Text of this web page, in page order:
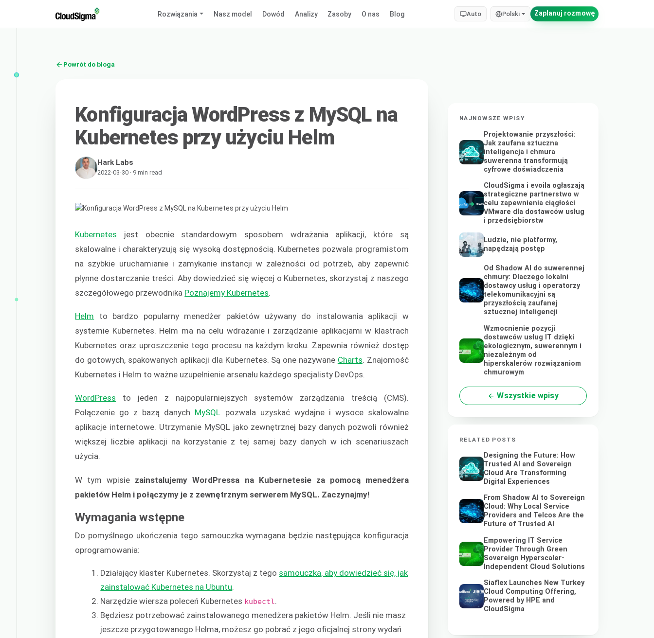
Rozwiązania Nasz model Dowód Analizy Zasoby O nas Blog Auto Polski Zaplanuj rozmowę
Powrót do bloga
Konfiguracja WordPress z MySQL na
Kubernetes przy użyciu Helm
Hark Labs
2022-03-30 · 9 min read
Kubernetes jest obecnie standardowym sposobem wdrażania aplikacji, które są
skalowalne i charakteryzują się wysoką dostępnością. Kubernetes pozwala programistom
na szybkie uruchamianie i zamykanie instancji w zależności od potrzeb, aby zapewnić
płynne dostarczanie treści. Aby dowiedzieć się więcej o Kubernetes, skorzystaj z naszego
szczegółowego przewodnika Poznajemy Kubernetes
Helm to bardzo popularny menedżer pakietów używany do instalowania aplikacji w
systemie Kubernetes. Helm ma na celu wdrażanie i zarządzanie aplikacjami w klastrach
Kubernetes oraz uproszczenie tego procesu na każdym kroku. Zapewnia również dostęp
do gotowych, spakowanych aplikacji dla Kubernetes. Są one nazywane Charts . Znajomość
Kubernetes i Helm to ważne uzupełnienie arsenału każdego specjalisty DevOps.
WordPress to jeden z najpopularniejszych systemów zarządzania treścią (CMS).
Połączenie go z bazą danych MySQL pozwala uzyskać wydajne i wysoce skalowalne
aplikacje internetowe. Utrzymanie MySQL jako zewnętrznej bazy danych pozwoli również
większej liczbie aplikacji na korzystanie z tej samej bazy danych w ich scenariuszach
użycia.
W tym wpisie zainstalujemy WordPressa na Kubernetesie za pomocą menedżera
pakietów Helm i połączymy je z zewnętrznym serwerem MySQL. Zaczynajmy!
Wymagania wstępne
Do pomyślnego ukończenia tego samouczka wymagana będzie następująca konfiguracja
oprogramowania:
Działający klaster Kubernetes. Skorzystaj z tego samouczka, aby dowiedzieć się, jak
zainstalować Kubernetes na Ubuntu.
Narzędzie wiersza poleceń Kubernetes kubectl.
Będziesz potrzebować zainstalowanego menedżera pakietów Helm. Jeśli nie masz
jeszcze przygotowanego Helma, możesz go pobrać z jego oficjalnej strony wydań
NAJNOWSZE WPISY
Projektowanie przyszłości:
Jak zaufana sztuczna
inteligencja i chmura
suwerenna transformują
cyfrowe doświadczenia
CloudSigma i evoila ogłaszają
strategiczne partnerstwo w
celu zapewnienia ciągłości
VMware dla dostawców usług
i przedsiębiorstw
Ludzie, nie platformy,
napędzają postęp
Od Shadow AI do suwerennej
chmury: Dlaczego lokalni
dostawcy usług i operatorzy
telekomunikacyjni są
przyszłością zaufanej
sztucznej inteligencji
Wzmocnienie pozycji
dostawców usług IT dzięki
ekologicznym, suwerennym i
niezależnym od
hiperskalerów rozwiązaniom
chmurowym
Wszystkie wpisy
RELATED POSTS
Designing the Future: How
Trusted AI and Sovereign
Cloud Are Transforming
Digital Experiences
From Shadow AI to Sovereign
Cloud: Why Local Service
Providers and Telcos Are the
Future of Trusted AI
Empowering IT Service
Provider Through Green
Sovereign Hyperscaler-
Independent Cloud Solutions
Siaflex Launches New Turkey
Cloud Computing Offering,
Powered by HPE and
CloudSigma